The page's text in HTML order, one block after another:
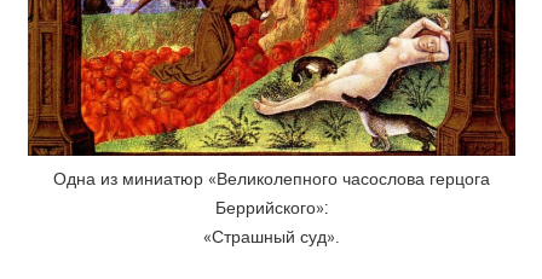
Одна из миниатюр «Великолепного часослова герцога
Беррийского»:
«Страшный суд».